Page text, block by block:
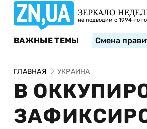
ЗЕРКАЛО
не подводим с 1994-го
ВАЖНЫЕ ТЕМЫ Смена
ГЛАВНАЯ УКРАИНА
В